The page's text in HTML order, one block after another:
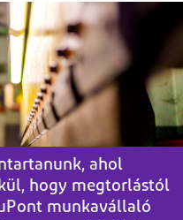
ahol
hogy megtorlástól
munkavállaló